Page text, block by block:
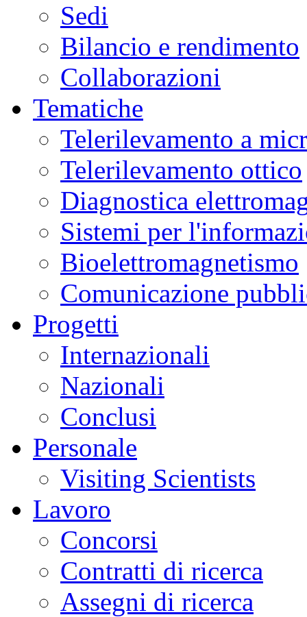
Sedi
Bilancio e rendimento
Collaborazioni
Tematiche
Telerilevamento a
Telerilevamento ottico
Diagnostica
Sistemi per
Bioelettromagnetismo
Comunicazione
Progetti
Internazionali
Nazionali
Conclusi
Personale
Visiting Scientists
Lavoro
Concorsi
Contratti di ricerca
Assegni di ricerca